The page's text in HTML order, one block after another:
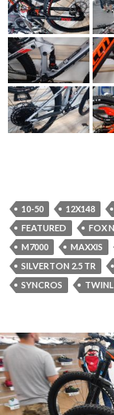
10-50 12X148
FEATURED
FOX
M7000
MAXXIS
SILVERTON 2.5 TR
SYNCROS